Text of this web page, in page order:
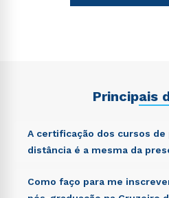
Principais
A certificação dos cursos de
distância é a mesma da
Sed ut perspiciatis unde
voluptatem accusantium
Como faço para me